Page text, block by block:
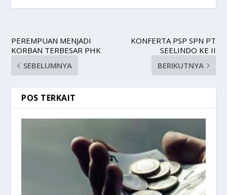
PEREMPUAN MENJADI
KORBAN TERBESAR PHK
SEBELUMNYA
KONFERTA PSP SPN PT
SEELINDO KE II
BERIKUTNYA
POS TERKAIT